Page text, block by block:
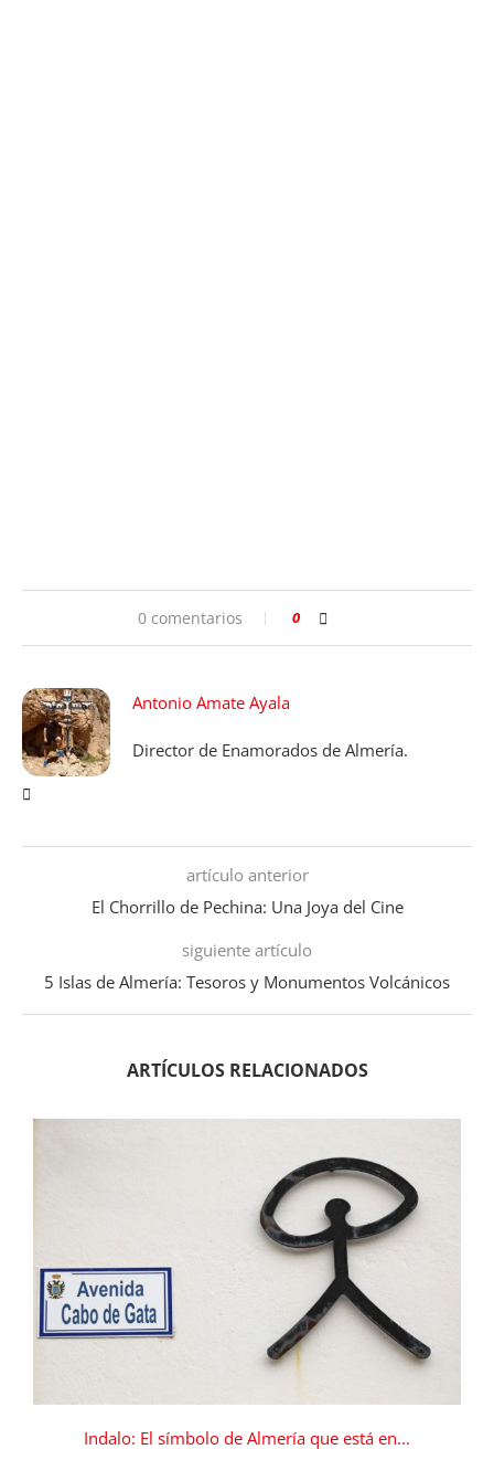
0 comentarios 0
Antonio Amate Ayala
Director de Enamorados de Almería.
artículo anterior
El Chorrillo de Pechina: Una Joya del Cine
siguiente artículo
5 Islas de Almería: Tesoros y Monumentos Volcánicos
ARTÍCULOS RELACIONADOS
Indalo: El símbolo de Almería que está en...